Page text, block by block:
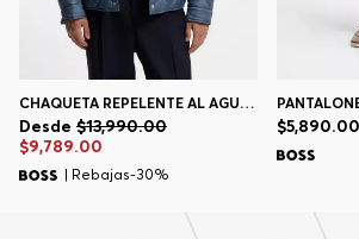
CHAQUETA REPELENTE AL AGUA CON GUATEADO MIXTO
Desde $13,990.00
$9,789.00
| Rebajas-30%
$5,890.00